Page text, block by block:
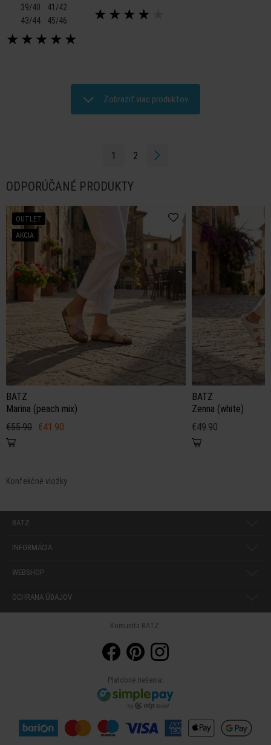
39/40
41/42
43/44
45/46
★ ★ ★ ★ ★
★ ★ ★ ★
Zobraziť viac produktov
1 2
ODPORÚČANÉ PRODUKTY
OUTLET
AKCIA
BATZ
Marina (peach mix)
€55.90 €41.90
BATZ
Zenna (white)
€49.90
Konfekčné vložky
BATZ
INFORMÁCIA
WEBSHOP
OCHRANA ÚDAJOV
Komunita BATZ:
Platobné riešenia: